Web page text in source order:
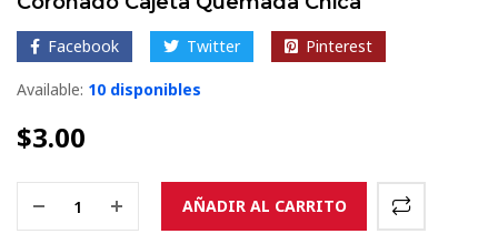
Facebook Twitter Pinterest
Available: 10 disponibles
$3.00
AÑADIR AL CARRITO